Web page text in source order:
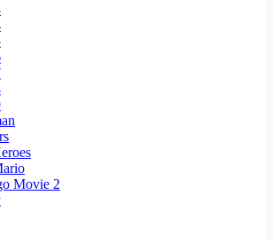
Movie 2